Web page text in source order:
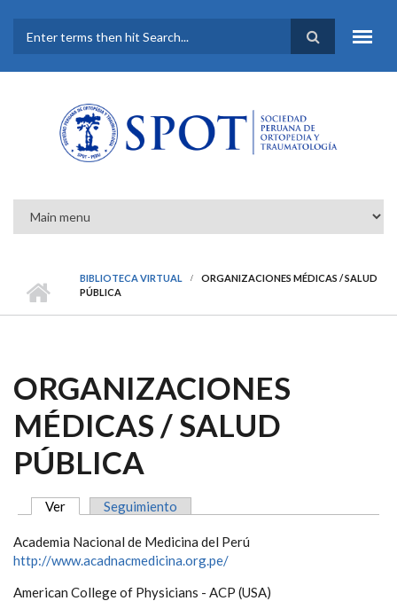
FORMULARIO DE
BÚSQUEDA
BIBLIOTECA VIRTUAL
ORGANIZACIONES MÉDICAS / SALUD
PÚBLICA
ORGANIZACIONES
MÉDICAS / SALUD
PÚBLICA
SOLAPAS PRINCIPALES
Ver (solapa activa)
Seguimiento
Academia Nacional de Medicina del Perú
http://www.acadnacmedicina.org.pe/
American College of Physicians - ACP (USA)